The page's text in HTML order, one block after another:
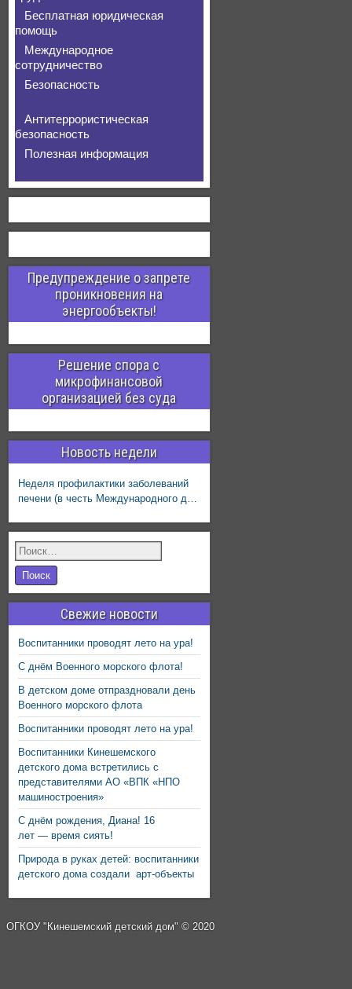
Бесплатная юридическая
помощь
Международное
сотрудничество
Безопасность
Антитеррористическая
безопасность
Полезная информация
Предупреждение о запрете
проникновения на
энергообъекты!
Решение спора с
микрофинансовой
организацией без суда
Новость недели
Неделя профилактики заболеваний
печени (в честь Международного дня
Свежие новости
Воспитанники проводят лето на ура!
С днём Военного морского флота!
В детском доме отпраздновали день
Военного морского флота
Воспитанники проводят лето на ура!
Воспитанники Кинешемского
детского дома встретились с
представителями АО «ВПК «НПО
машиностроения»
С днём рождения, Диана! 16
лет — время сиять!
Природа в руках детей: воспитанники
детского дома создали арт-объекты
ОГКОУ "Кинешемский детский дом" © 2020